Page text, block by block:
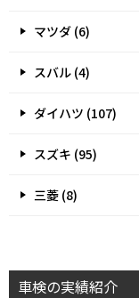
マツダ (6)
スバル (4)
ダイハツ (107)
スズキ (95)
三菱 (8)
車検の実績紹介